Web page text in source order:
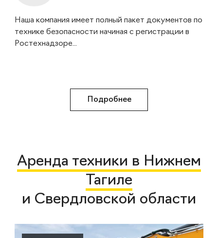
Наша компания имеет полный пакет документов по
технике безопасности начиная с регистрации в
Ростехнадзоре...
Подробнее
Аренда техники в Нижнем
Тагиле
и Свердловской области